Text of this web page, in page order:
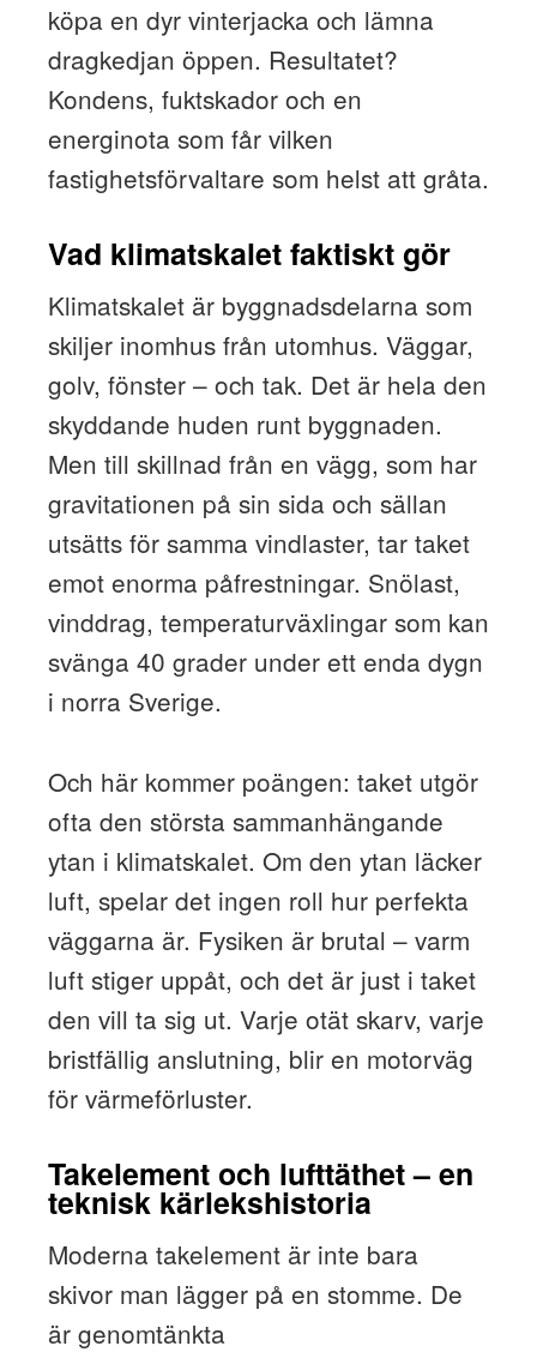
köpa en dyr vinterjacka och lämna
dragkedjan öppen. Resultatet?
Kondens, fuktskador och en
energinota som får vilken
fastighetsförvaltare som helst att gråta.
Vad klimatskalet faktiskt gör
Klimatskalet är byggnadsdelarna som
skiljer inomhus från utomhus. Väggar,
golv, fönster – och tak. Det är hela den
skyddande huden runt byggnaden.
Men till skillnad från en vägg, som har
gravitationen på sin sida och sällan
utsätts för samma vindlaster, tar taket
emot enorma påfrestningar. Snölast,
vinddrag, temperaturväxlingar som kan
svänga 40 grader under ett enda dygn
i norra Sverige.
Och här kommer poängen: taket utgör
ofta den största sammanhängande
ytan i klimatskalet. Om den ytan läcker
luft, spelar det ingen roll hur perfekta
väggarna är. Fysiken är brutal – varm
luft stiger uppåt, och det är just i taket
den vill ta sig ut. Varje otät skarv, varje
bristfällig anslutning, blir en motorväg
för värmeförluster.
Takelement och lufttäthet – en
teknisk kärlekshistoria
Moderna takelement är inte bara
skivor man lägger på en stomme. De
är genomtänkta